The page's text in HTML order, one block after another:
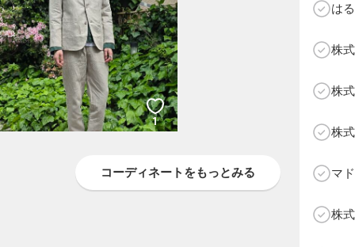
は
株
株
株
マ
株
1
コーディネートをもっとみる